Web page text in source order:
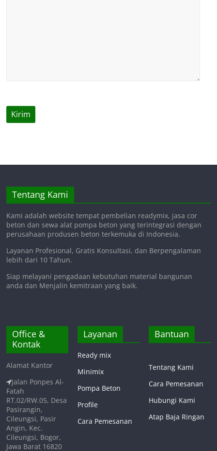
Tentang Kami
Kami adalah website tempat pembelian readymix, jasa cor
beton dan sewa alat pompa beton yang terintegrasi dengan
perusahaan produsen beton terkemuka di Indonesia.
Layanan Profesional, Gratis Konsultasi, dan Berpengalaman
lebih dari 10 Tahun.
Siap melayani pengadaan kebutuhan material bangunan
anda dan Menjalin kemitraan yang baik.
Office &
Kontak
Alamat Kantor
Jalan Ponpes Al-
Fatah
RT.02/RW.05, Desa
Pasirangin,
Cileungsi, Pasir
Angin, Kec.
Cileungsi, Bogor,
Jawa Barat 16820
Layanan
Ready mix
Minimix
Pompa Beton
Profile
Cara Pemesanan
Bantuan
Tentang Kami
Cara Pemesanan
Hubungi Kami
Atap Baja Ringan